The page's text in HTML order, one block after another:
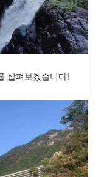
살펴보겠습니다!